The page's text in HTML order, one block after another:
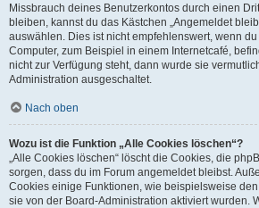
Missbrauch deines Benutzerkontos durch einen
bleiben, kannst du das Kästchen „Angemeldet
auswählen. Dies ist nicht empfehlenswert, wenn
Computer, zum Beispiel in einem Internetcafé,
nicht zur Verfügung steht, dann wurde sie
Administration ausgeschaltet.
Nach oben
Wozu ist die Funktion „Alle Cookies löschen“?
„Alle Cookies löschen“ löscht die Cookies, die
sorgen, dass du im Forum angemeldet bleibst.
Cookies einige Funktionen, wie beispielsweise den
sie von der Board-Administration aktiviert wurden.